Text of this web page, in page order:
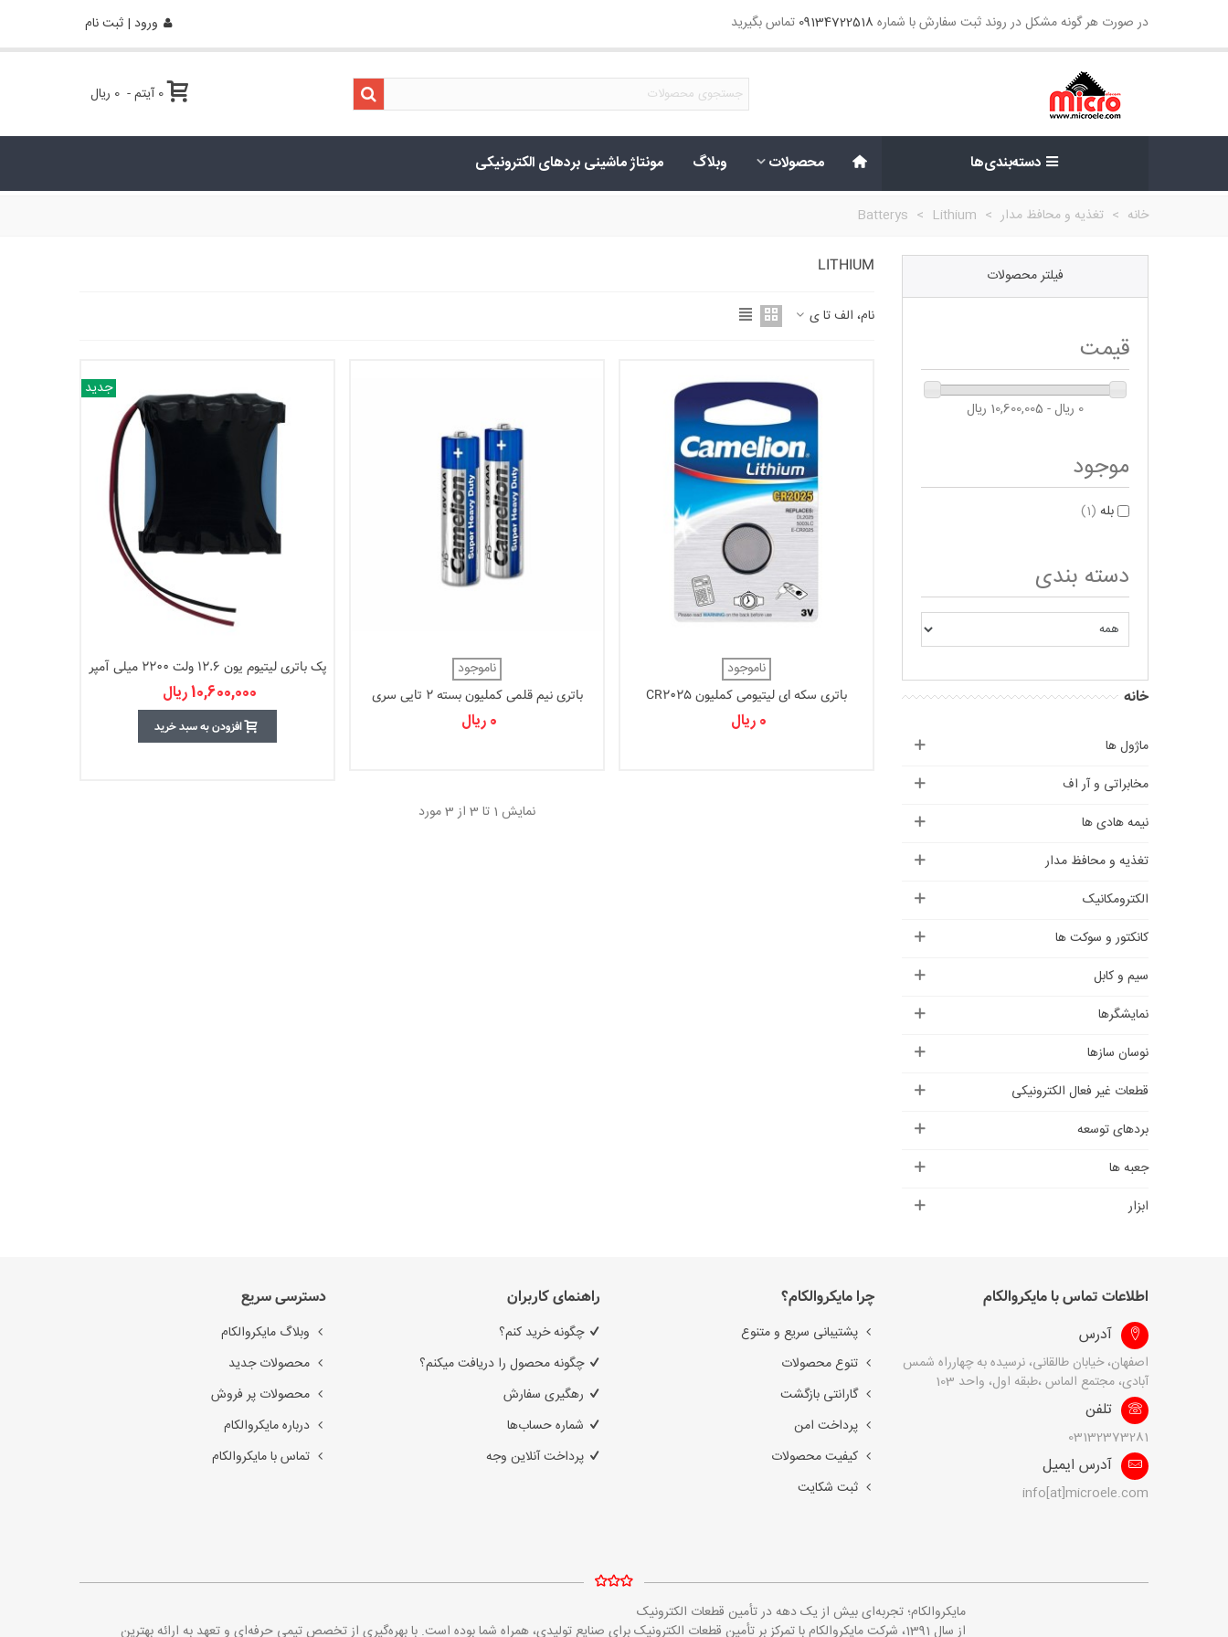
در صورت هر گونه مشکل در روند ثبت سفارش با شماره 09134722518 تماس بگیرید ورود | ثبت نام
0 آیتم- 0 ریال
دسته‌بندی‌ها محصولات وبلاگ مونتاژ ماشینی بردهای الکترونیکی
خانه > تغذیه و محافظ مدار >
Batterys > Lithium
فیلتر محصولات
قیمت
0 ریال - 10,600,005 ریال
موجود
بله (1)
دسته بندی
خانه
ماژول ها
مخابراتی و آر اف
نیمه هادی ها
تغذیه و محافظ مدار
الکترومکانیک
کانکتور و سوکت ها
سیم و کابل
نمایشگرها
نوسان سازها
قطعات غیر فعال الکترونیکی
بردهای توسعه
جعبه ها
ابزار
LITHIUM
نام، الف تا ی
ناموجود
باتری سکه ای لیتیومی کملیون CR2025
0 ریال
ناموجود
باتری نیم قلمی کملیون بسته 2 تایی سری
SuperHeavyDuty
0 ریال
جدید
پک باتری لیتیوم یون 12.6 ولت 2200 میلی آمپر
18650
10,600,000 ریال
افزودن به سبد خرید
نمایش 1 تا 3 از 3 مورد
اطلاعات تماس با مایکروالکام
آدرس
اصفهان، خیابان طالقانی، نرسیده به چهارراه شمس
آبادی، مجتمع الماس ،طبقه اول، واحد 103
تلفن
03132373281
آدرس ایمیل
info[at]microele.com
چرا مایکروالکام؟
پشتیبانی سریع و متنوع
تنوع محصولات
گارانتی بازگشت
پرداخت امن
کیفیت محصولات
ثبت شکایت
راهنمای کاربران
چگونه خرید کنم؟
چگونه محصول را دریافت میکنم؟
رهگیری سفارش
شماره حساب‌ها
پرداخت آنلاین وجه
دسترسی سریع
وبلاگ مایکروالکام
محصولات جدید
محصولات پر فروش
درباره مایکروالکام
تماس با مایکروالکام
مایکروالکام؛ تجربه‌ای بیش از یک دهه در تأمین قطعات الکترونیک
از سال 1391، شرکت مایکروالکام با تمرکز بر تأمین قطعات الکترونیک برای صنایع تولیدی، همراه شما بوده است. با بهره‌گیری از تخصص تیمی حرفه‌ای و تعهد به ارائه بهترین